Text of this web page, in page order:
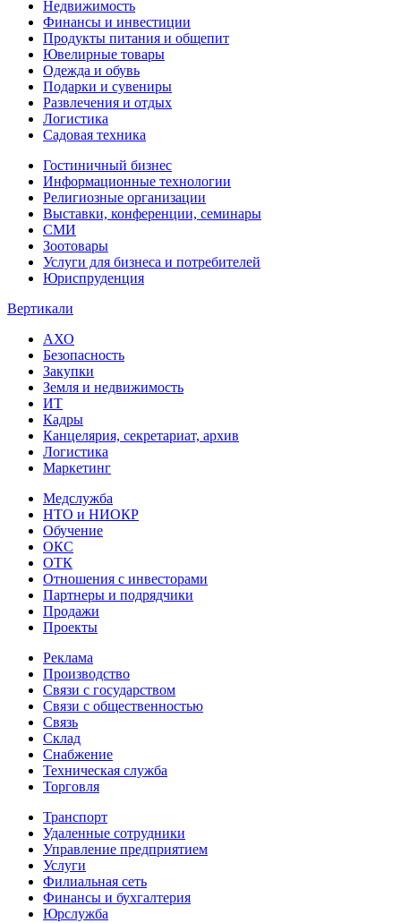
Недвижимость
Финансы и инвестиции
Продукты питания и общепит
Ювелирные товары
Одежда и обувь
Подарки и сувениры
Развлечения и отдых
Логистика
Садовая техника
Гостиничный бизнес
Информационные технологии
Религиозные организации
Выставки, конференции, семинары
СМИ
Зоотовары
Услуги для бизнеса и потребителей
Юриспруденция
Вертикали
АХО
Безопасность
Закупки
Земля и недвижимость
ИТ
Кадры
Канцелярия, секретариат, архив
Логистика
Маркетинг
Медслужба
НТО и НИОКР
Обучение
ОКС
ОТК
Отношения с инвесторами
Партнеры и подрядчики
Продажи
Проекты
Реклама
Производство
Связи с государством
Связи с общественностью
Связь
Склад
Снабжение
Техническая служба
Торговля
Транспорт
Удаленные сотрудники
Управление предприятием
Услуги
Филиальная сеть
Финансы и бухгалтерия
Юрслужба